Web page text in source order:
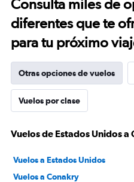
Consulta miles de
diferentes que te
para tu próximo
Otras opciones de vuelos
Vuelos por clase
Vuelos de Estados Unidos a
Vuelos a Estados Unidos
Vuelos a Conakry